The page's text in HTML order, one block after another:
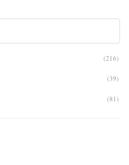
(216)
(39)
(81)